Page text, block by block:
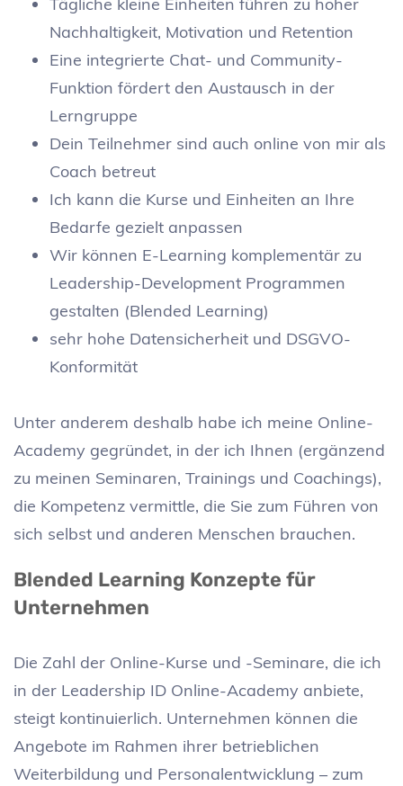
Tägliche kleine Einheiten führen zu hoher
Nachhaltigkeit, Motivation und Retention
Eine integrierte Chat- und Community-
Funktion fördert den Austausch in der
Lerngruppe
Dein Teilnehmer sind auch online von mir als
Coach betreut
Ich kann die Kurse und Einheiten an Ihre
Bedarfe gezielt anpassen
Wir können E-Learning komplementär zu
Leadership-Development Programmen
gestalten (Blended Learning)
sehr hohe Datensicherheit und DSGVO-
Konformität
Unter anderem deshalb habe ich meine Online-
Academy gegründet, in der ich Ihnen (ergänzend
zu meinen Seminaren, Trainings und Coachings),
die Kompetenz vermittle, die Sie zum Führen von
sich selbst und anderen Menschen brauchen.
Blended Learning Konzepte für
Unternehmen
Die Zahl der Online-Kurse und -Seminare, die ich
in der Leadership ID Online-Academy anbiete,
steigt kontinuierlich. Unternehmen können die
Angebote im Rahmen ihrer betrieblichen
Weiterbildung und Personalentwicklung – zum